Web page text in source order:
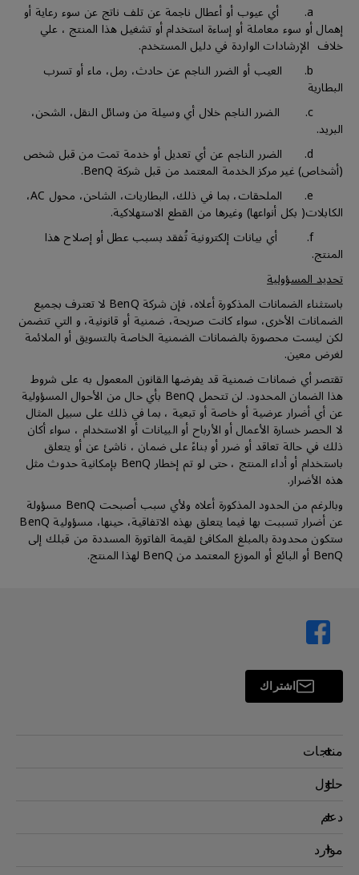
a. أي عيوب أو أعطال ناجمة عن تلف ناتج عن سوء رعاية أو
إهمال أو سوء معاملة أو إساءة استخدام أو تشغيل هذا المنتج ، علي
خلاف الإرشادات الواردة في دليل المستخدم.
b. العيب أو الضرر الناجم عن حادث، رمل، ماء أو تسرب
البطارية
c. الضرر الناجم خلال أي وسيلة من وسائل النقل، الشحن،
البريد.
d. الضرر الناجم عن أي تعديل أو خدمة تمت من قبل شخص
(أشخاص) غير مركز الخدمة المعتمد من قبل شركة BenQ.
e. الملحقات، بما في ذلك، البطاريات، الشاحن، محول AC،
الكابلات( بكل أنواعها) وغيرها من القطع الاستهلاكية.
f. أي بيانات إلكترونية تُفقد بسبب عطل أو إصلاح هذا
المنتج.
تحديد المسؤولية
باستثناء الضمانات المذكورة أعلاه، فإن شركة BenQ لا تعترف بجميع
الضمانات الأخرى، سواء كانت صريحة، ضمنية أو قانونية، و التي تتضمن
لكن ليست محصورة بالضمانات الضمنية الخاصة بالتسويق أو الملائمة
لغرض معين.
تقتصر أي ضمانات ضمنية قد يفرضها القانون المعمول به على شروط
هذا الضمان المحدود. لن تتحمل BenQ بأي حال من الأحوال المسؤولية
عن أي أضرار عرضية أو خاصة أو تبعية ، بما في ذلك على سبيل المثال
لا الحصر خسارة الأعمال أو الأرباح أو البيانات أو الاستخدام ، سواء أكان
ذلك في حالة تعاقد أو ضرر أو بناءً على ضمان ، ناشئ عن أو يتعلق
باستخدام أو أداء المنتج ، حتى لو تم إخطار BenQ بإمكانية حدوث مثل
هذه الأضرار.
وبالرغم من الحدود المذكورة أعلاه ولأي سبب أصبحت BenQ مسؤولة
عن أضرار تسببت بها فيما يتعلق بهذه الاتفاقية، حينها، مسؤولية BenQ
ستكون محدودة بالمبلغ المكافئ لقيمة الفاتورة المسددة من قبلك إلى
BenQ أو البائع أو الموزع المعتمد من BenQ لهذا المنتج.
اشتراك
منتجات
بروجكتر
اضاءة
حلول
سفير BenQ AQCOLOR
AQColor
دعم
اتصل بنا
موارد